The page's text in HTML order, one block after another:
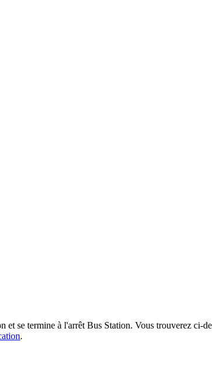
se termine à l'arrêt Bus Station. Vous trouverez ci-
.